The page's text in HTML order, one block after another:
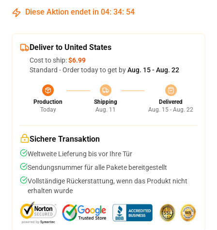
Diese Aktion endet in 04: 34: 54
Deliver to United States
Cost to ship:$6.99
Standard - Order today to get byAug. 15 - Aug. 22
Production
Today
Shipping
Aug. 11
Delivered
Aug. 15 - Aug. 22
Sichere Transaktion
Weltweite Lieferung bis vor Ihre Tür
Sendungsnummer für alle Pakete bereitgestellt
Vollständige Rückerstattung, wenn das Produkt nicht
erhalten wurde